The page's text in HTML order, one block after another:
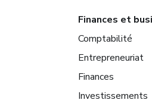
Finances et
Comptabilité
Entrepreneuriat
Finances
Investissements